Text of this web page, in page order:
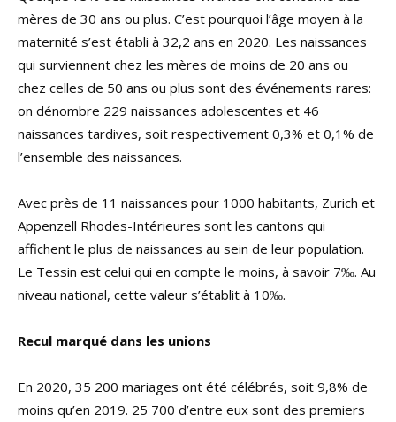
mères de 30 ans ou plus. C’est pourquoi l’âge moyen à la
maternité s’est établi à 32,2 ans en 2020. Les naissances
qui surviennent chez les mères de moins de 20 ans ou
chez celles de 50 ans ou plus sont des événements rares:
on dénombre 229 naissances adolescentes et 46
naissances tardives, soit respectivement 0,3% et 0,1% de
l’ensemble des naissances.
Avec près de 11 naissances pour 1000 habitants, Zurich et
Appenzell Rhodes-Intérieures sont les cantons qui
affichent le plus de naissances au sein de leur population.
Le Tessin est celui qui en compte le moins, à savoir 7‰. Au
niveau national, cette valeur s’établit à 10‰.
Recul marqué dans les unions
En 2020, 35 200 mariages ont été célébrés, soit 9,8% de
moins qu’en 2019. 25 700 d’entre eux sont des premiers